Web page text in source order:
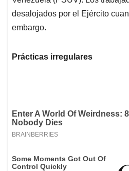
desalojados por el Ejército
embargo.
Prácticas irregulares